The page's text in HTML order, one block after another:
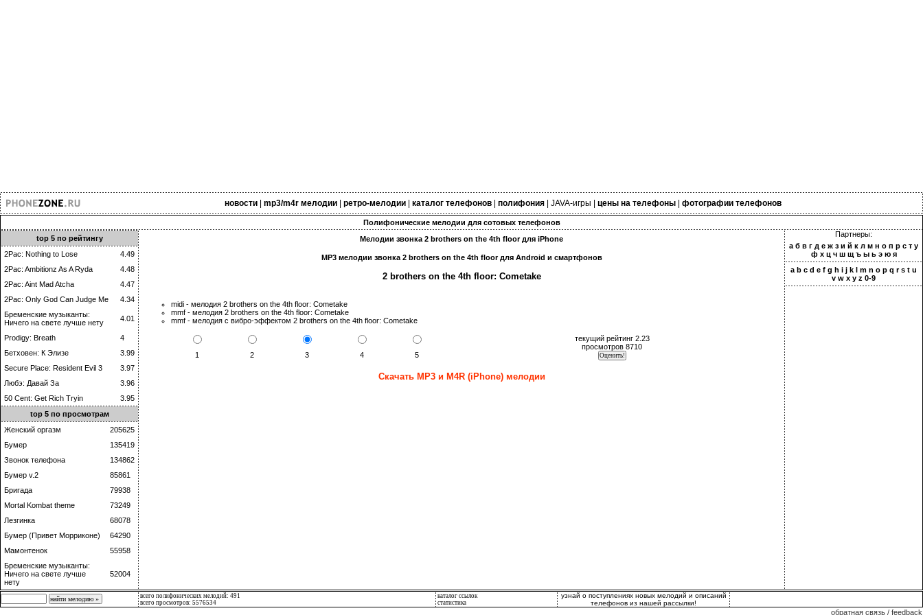
новости| mp3/m4r мелодии| ретро-мелодии| каталог телефонов| полифония| JAVA-игры цены на телефоны| фотографии телефонов
Полифонические мелодии для сотовых телефонов
top 5 по рейтингу
2Pac: Nothing to Lose
4.49
2Pac: Ambitionz As A Ryda
4.48
2Pac: Aint Mad Atcha
4.47
2Pac: Only God Can Judge Me
4.34
Бременские музыканты:
Ничего на свете лучше нету
4.01
Prodigy: Breath
4
Бетховен: К Элизе
3.99
Secure Place: Resident Evil 3
3.97
Любэ: Давай За
3.96
50 Cent: Get Rich Tryin
3.95
top 5 по просмотрам
Женский оргазм
205625
Бумер
135419
Звонок телефона
134862
Бумер v.2
85861
Бригада
79938
Mortal Kombat theme
73249
Лезгинка
68078
Бумер (Привет Морриконе)
64290
Мамонтенок
55958
Бременские музыканты:
Ничего на свете лучше
нету
52004
Мелодии звонка 2 brothers on the 4th floor для iPhone
MP3 мелодии звонка 2 brothers on the 4th floor для Android и смартфонов
2 brothers on the 4th floor: Cometake
midi - мелодия 2 brothers on the 4th floor: Cometake
mmf - мелодия 2 brothers on the 4th floor: Cometake
mmf - мелодия с вибро-эффектом 2 brothers on the 4th floor: Cometake
текущий рейтинг 2.23
просмотров 8710
1
2 3 4 5
Скачать MP3 и M4R (iPhone) мелодии
Партнеры:
а б в г д е ж з и й к л м н о п р с т у
ф х ц ч ш щ ъ ы ь э ю я
a b c d e f g h i j k l m n o p q r s t u
v w x y z 0-9
всего полифонических мелодий: 491
всего просмотров: 5576534
каталог ссылок
статистика
узнай о поступлениях новых мелодий и описаний
телефонов из нашей рассылки!
обратная связь / feedback